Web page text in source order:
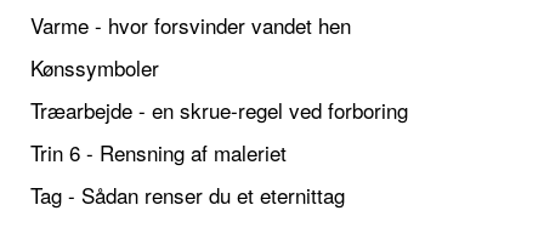
Varme - hvor forsvinder vandet hen
Kønssymboler
Træarbejde - en skrue-regel ved forboring
Trin 6 - Rensning af maleriet
Tag - Sådan renser du et eternittag